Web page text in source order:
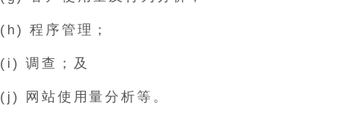
(h) 程序管理；
(i) 调查；及
(j) 网站使用量分析等。